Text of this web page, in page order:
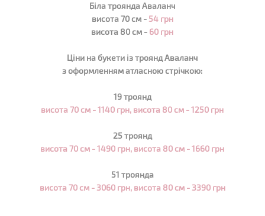
Біла троянда Аваланч
висота 70 см - 54 грн
висота 80 см - 60 грн
Ціни на букети із трояндАваланч
з оформленням атласною стрічкою:
19 троянд
висота 70 см -1140 грн, висота 80 см - 1250 грн
25 троянд
висота 70 см -1490 грн, висота 80 см - 1660 грн
51 троянда
висота 70 см - 3060 грн, висота 80 см - 3390 грн